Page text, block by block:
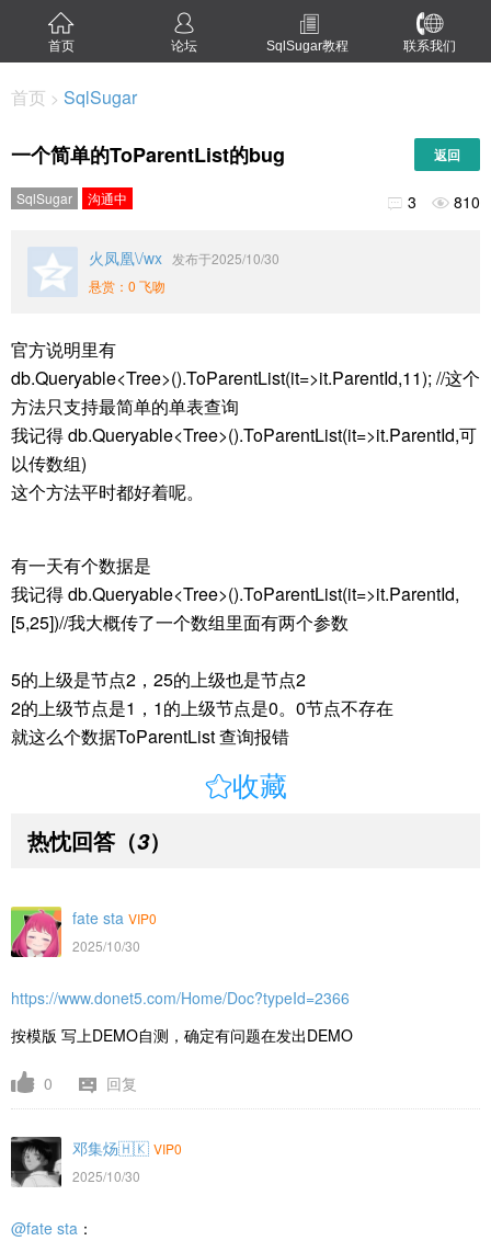
首页 论坛 SqlSugar教程 联系我们
首页 > SqlSugar
一个简单的ToParentList的bug 返回
SqlSugar 沟通中  3  810
火凤凰\/wx 发布于2025/10/30
悬赏：0 飞吻
官方说明里有
db.Queryable<Tree>().ToParentList(it=>it.ParentId,11); //这个
方法只支持最简单的单表查询
我记得 db.Queryable<Tree>().ToParentList(it=>it.ParentId,可
以传数组)
这个方法平时都好着呢。
有一天有个数据是
我记得 db.Queryable<Tree>().ToParentList(it=>it.ParentId,
[5,25])//我大概传了一个数组里面有两个参数
5的上级是节点2，25的上级也是节点2
2的上级节点是1，1的上级节点是0。0节点不存在
就这么个数据ToParentList 查询报错
收藏
热忱回答 （3）
fate sta VIP0
2025/10/30
https://www.donet5.com/Home/Doc?typeId=2366
按模版 写上DEMO自测，确定有问题在发出DEMO
0 回复
邓集炀🇭🇰 VIP0
2025/10/30
@fate sta ：